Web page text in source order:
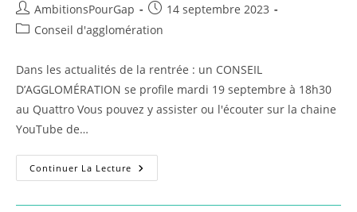
Auteur/autrice
de
AmbitionsPourGap
Publication
publiée :
14 septembre 2023
PostConseil d'agglomération
Dans les actualités de la rentrée : un CONSEIL
D’AGGLOMÉRATION se profile mardi 19 septembre à 18h30
au Quattro Vous pouvez y assister ou l'écouter sur la chaine
YouTube de…
Continuer La Lecture C’est
La
Du